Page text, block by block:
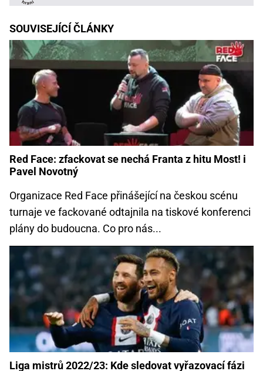
SOUVISEJÍCÍ ČLÁNKY
Red Face: zfackovat se nechá Franta z hitu Most! i
Pavel Novotný
Organizace Red Face přinášející na českou scénu
turnaje ve fackované odtajnila na tiskové konferenci
plány do budoucna. Co pro nás...
Liga mistrů 2022/23: Kde sledovat vyřazovací fázi